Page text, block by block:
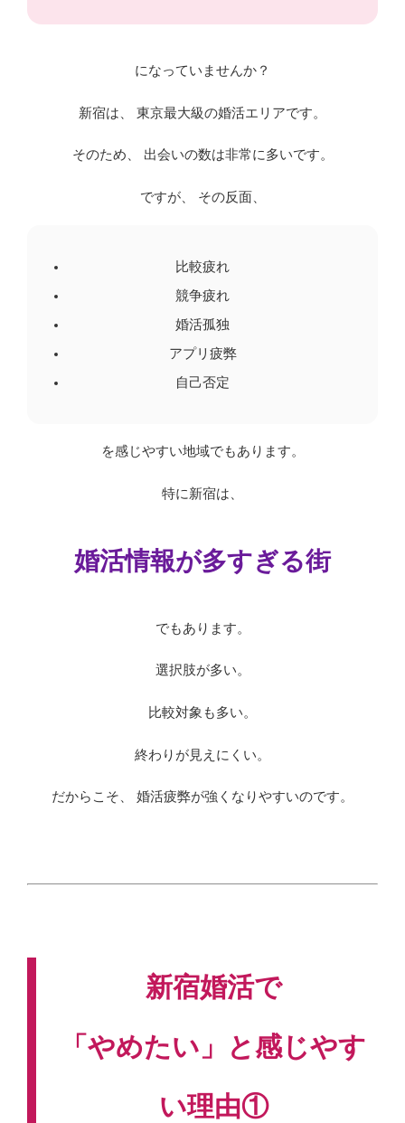
になっていませんか？
新宿は、 東京最大級の婚活エリアです。
そのため、 出会いの数は非常に多いです。
ですが、 その反面、
比較疲れ
競争疲れ
婚活孤独
アプリ疲弊
自己否定
を感じやすい地域でもあります。
特に新宿は、
婚活情報が多すぎる街
でもあります。
選択肢が多い。
比較対象も多い。
終わりが見えにくい。
だからこそ、 婚活疲弊が強くなりやすいのです。
新宿婚活で
「やめたい」と感じやす
い理由①